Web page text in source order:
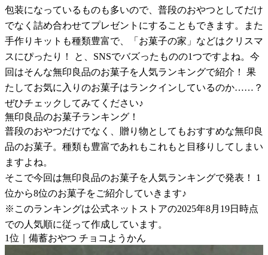
包装になっているものも多いので、普段のおやつとしてだけ
でなく詰め合わせてプレゼントにすることもできます。また
手作りキットも種類豊富で、「お菓子の家」などはクリスマ
スにぴったり！ と、SNSでバズったものの1つですよね。今
回はそんな無印良品のお菓子を人気ランキングで紹介！ 果
たしてお気に入りのお菓子はランクインしているのか……？
ぜひチェックしてみてください♪
無印良品のお菓子ランキング！
普段のおやつだけでなく、贈り物としてもおすすめな無印良
品のお菓子。種類も豊富であれもこれもと目移りしてしまい
ますよね。
そこで今回は無印良品のお菓子を人気ランキングで発表！ 1
位から8位のお菓子をご紹介していきます♪
※このランキングは公式ネットストアの2025年8月19日時点
での人気順に従って作成しています。
1位｜備蓄おやつ チョコようかん